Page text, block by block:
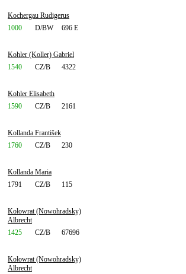
Kochergau Rudigerus
1000
D/BW 696 E
Kohler (Koller) Gabriel
1540
CZ/B 4322
Kohler Elisabeth
1590
CZ/B 2161
Kollanda František
1760
CZ/B 230
Kollanda Maria
1791
CZ/B 115
Kolowrat (Nowohradsky)
Albrecht
1425
CZ/B 67696
Kolowrat (Nowohradsky)
Albrecht